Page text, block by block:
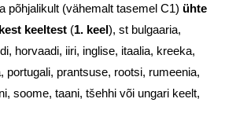
põhjalikult (vähemalt tasemel C1) ühte
keeltest (1. keel ), st bulgaaria,
horvaadi, iiri, inglise, itaalia, kreeka,
portugali, prantsuse, rootsi, rumeenia,
soome, taani, tšehhi või ungari keelt,